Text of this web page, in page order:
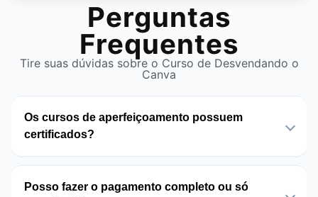
Perguntas
Frequentes
Tire suas dúvidas sobre o Curso de Desvendando o
Canva
Os cursos de aperfeiçoamento possuem
certificados?
Posso fazer o pagamento completo ou só